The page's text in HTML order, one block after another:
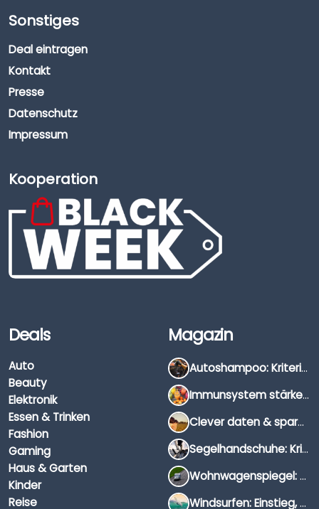
Sonstiges
Deal eintragen
Kontakt
Presse
Datenschutz
Impressum
Kooperation
Deals
Auto
Beauty
Elektronik
Essen & Trinken
Fashion
Gaming
Haus & Garten
Kinder
Reise
Magazin
Autoshampoo: Kriterien, Unterschiede & Anwendung
Immunsystem stärken: Hausmittel, Vitamine & Wissenswertes
Clever daten & sparen: So findest du die besten Deals für Dates und Unternehmungen
Segelhandschuhe: Kriterien, Materialien & Tipps
Wohnwagenspiegel: Auswahl, Preise & Montage
Windsurfen: Einstieg, Ausrüstung & Tipps